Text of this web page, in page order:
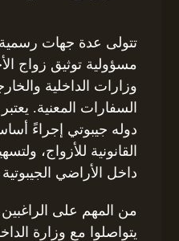
تتولى عدة جهات
مسؤولية توثيق زواج
وزارات الداخلية
السفارات المعنية.
دوله جيبوتي إجراءً
القانونية للأزواج،
داخل الأراضي
من المهم على
يتواصلوا مع وزارة